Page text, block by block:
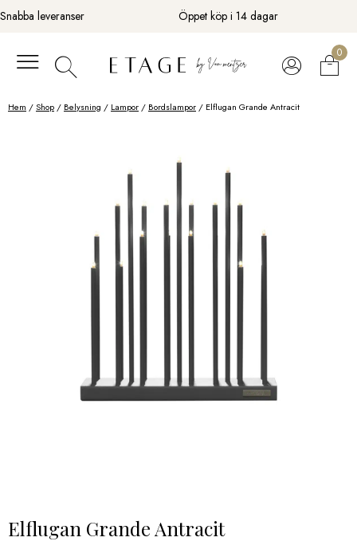
Fortsätt
till
Snabba leveranser Öppet köp i 14 dagar
0
Hem /Shop / Belysning / Lampor / Bordslampor / Elflugan Grande Antracit
Elflugan Grande Antracit